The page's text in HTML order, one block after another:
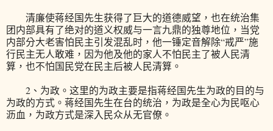
清廉使蒋经国先生获得了巨大的道德威望，也在统治集
团内部具有了绝对的道义权威与一言九鼎的独尊地位，当党
内部分大老害怕民主引发混乱时，他一锤定音解除“戒严”施
行民主无人敢难，因为他及他的家人不怕民主了被人民清
算，也不怕国民党在民主后被人民清算。
2、为政。这里的为政主要是指蒋经国先生为政的目的与
为政的方式。蒋经国先生在台的统治，为政是全心为民呕心
沥血，为政方式是深入民众从无官僚。